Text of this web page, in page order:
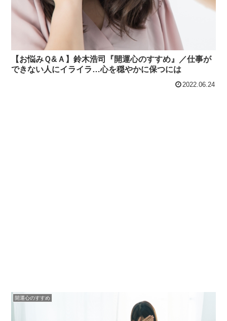
【お悩みＱ&Ａ】鈴木浩司『開運心のすすめ』／仕事が
できない人にイライラ…心を穏やかに保つには
2022.06.24
開運心のすすめ